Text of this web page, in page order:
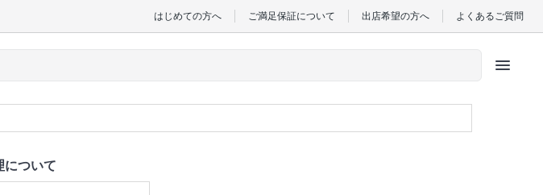
はじめての方へ ご満足保証について 出店希望の方へ よくあるご質問
menu
について